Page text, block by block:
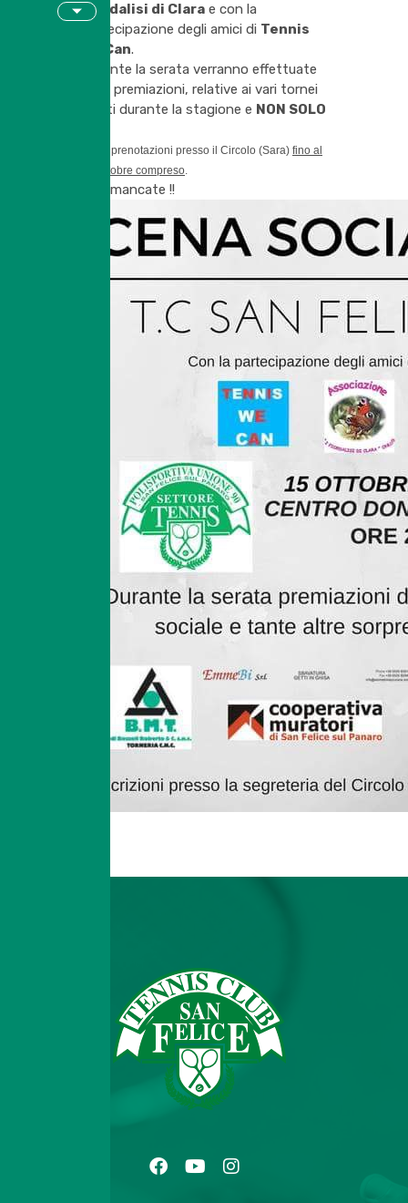
Fiordalisi di Clara e con la
partecipazione degli amici di Tennis
We Can.
Durante la serata verranno effettuate
varie premiazioni, relative ai vari tornei
svolti durante la stagione e NON SOLO
Info e prenotazioni presso il Circolo (Sara) fino al
12 Ottobre compreso.
Non mancate !!